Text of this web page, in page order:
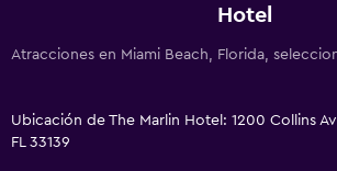
Baño privado
Hotel
Atracciones en Miami Beach, Florida,
Ubicación de The Marlin Hotel: 1200 Collins
FL 33139